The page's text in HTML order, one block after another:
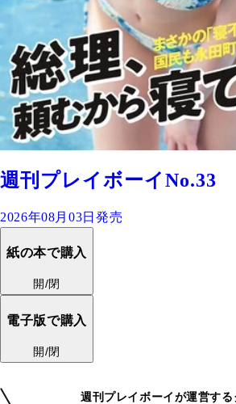
週刊プレイボーイNo.33
2026年08月03日発売
紙の本で購入
開/閉
電子版で購入
開/閉
週刊プレイボーイが運営する